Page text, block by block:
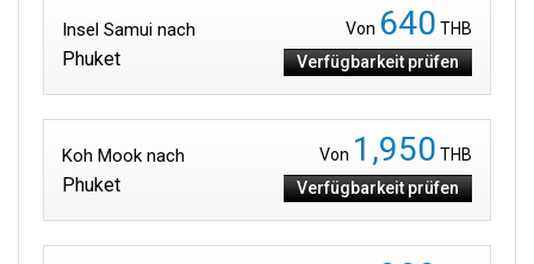
Insel Samui nach
Phuket
Von 640 THB
Verfügbarkeit prüfen
Koh Mook nach
Phuket
Von 1,950 THB
Verfügbarkeit prüfen